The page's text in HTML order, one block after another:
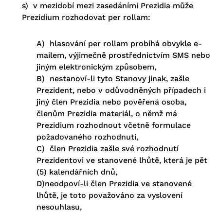
s) v mezidobí mezi zasedáními Prezidia může
Prezidium rozhodovat per rollam:
A) hlasování per rollam probíhá obvykle e-
mailem, výjimečně prostřednictvím SMS nebo
jiným elektronickým způsobem,
B) nestanoví-li tyto Stanovy jinak, zašle
Prezident, nebo v odůvodněných případech i
jiný člen Prezidia nebo pověřená osoba,
členům Prezidia materiál, o němž má
Prezidium rozhodnout včetně formulace
požadovaného rozhodnutí,
C) člen Prezidia zašle své rozhodnutí
Prezidentovi ve stanovené lhůtě, která je pět
(5) kalendářních dnů,
D)neodpoví-li člen Prezidia ve stanovené
lhůtě, je toto považováno za vyslovení
nesouhlasu,